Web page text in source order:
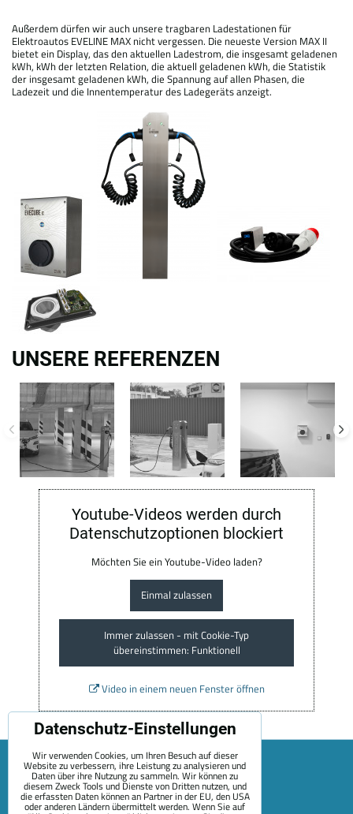
Außerdem dürfen wir auch unsere tragbaren Ladestationen für
Elektroautos EVELINE MAX nicht vergessen. Die neueste Version MAX II
bietet ein Display, das den aktuellen Ladestrom, die insgesamt geladenen
kWh, kWh der letzten Relation, die aktuell geladenen kWh, die Statistik
der insgesamt geladenen kWh, die Spannung auf allen Phasen, die
Ladezeit und die Innentemperatur des Ladegeräts anzeigt.
UNSERE REFERENZEN
Youtube-Videos werden durch
Datenschutzoptionen blockiert
Möchten Sie ein Youtube-Video laden?
Einmal zulassen
Immer zulassen - mit Cookie-Typ
übereinstimmen: Funktionell
Video in einem neuen Fenster öffnen
Datenschutz-Einstellungen
Wir verwenden Cookies, um Ihren Besuch auf dieser
Website zu verbessern, ihre Leistung zu analysieren und
Daten über ihre Nutzung zu sammeln. Wir können zu
diesem Zweck Tools und Dienste von Dritten nutzen, und
die erfassten Daten können an Partner in der EU, den USA
oder anderen Ländern übermittelt werden. Wenn Sie auf